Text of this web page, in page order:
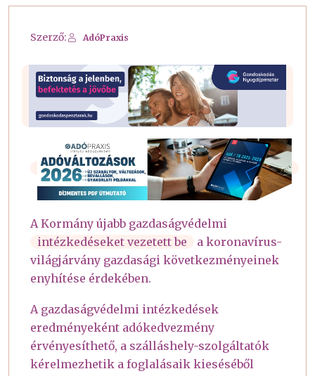
Szerző: AdóPraxis
A Kormány újabb gazdaságvédelmi
intézkedéseket vezetett be
a koronavírus-
világjárvány gazdasági következményeinek
enyhítése érdekében.
A gazdaságvédelmi intézkedések
eredményeként adókedvezmény
érvényesíthető, a szálláshely-szolgáltatók
kérelmezhetik a foglalásaik kieséséből